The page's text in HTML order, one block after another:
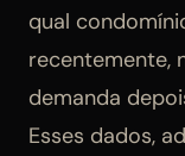
qual
recentemente,
demanda
Esses dados,